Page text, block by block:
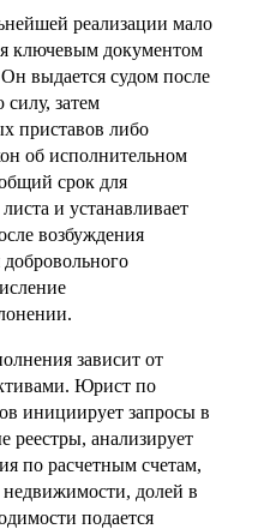
реализации мало
ключевым документом
выдается судом после
затем
приставов либо
об исполнительном
срок для
и устанавливает
возбуждения
зависит от
Юрист по
инициирует запросы в
анализирует
по расчетным счетам,
недвижимости, долей в
подается